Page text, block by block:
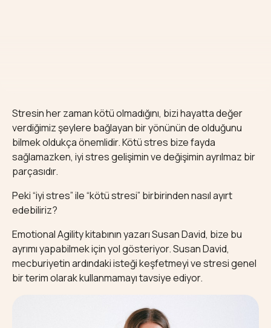
Stresinher zaman kötü olmadığını, bizi hayatta değer
verdiğimiz şeylere bağlayan bir yönünün de olduğunu
bilmek oldukça önemlidir. Kötü stres bize fayda
sağlamazken, iyi stres gelişimin ve değişimin ayrılmaz bir
parçasıdır.
Peki “iyi stres” ile “kötü stresi” birbirinden nasıl ayırt
edebiliriz?
Emotional Agility kitabının yazarı Susan David, bize bu
ayrımı yapabilmek için yol gösteriyor. Susan David,
mecburiyetin ardındaki isteği keşfetmeyi ve stresi genel
bir terim olarak kullanmamayı tavsiye ediyor.